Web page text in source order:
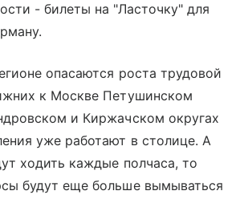
- билеты на "Ласточку" для
опасаются роста трудовой
к Москве Петушинском
и Киржачском округах
уже работают в столице. А
ходить каждые полчаса, то
будут еще больше вымываться